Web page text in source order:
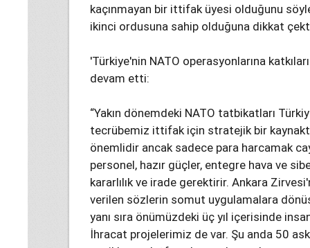
kaçınmayan bir ittifak üyesi olduğunu
ikinci ordusuna sahip olduğuna dikkat
'Türkiye'nin NATO operasyonlarına
devam etti:
“Yakın dönemdeki NATO tatbikatları
tecrübemiz ittifak için stratejik bir
önemlidir ancak sadece para harcamak
personel, hazır güçler, entegre hava ve
kararlılık ve irade gerektirir. Ankara
verilen sözlerin somut uygulamalara
yanı sıra önümüzdeki üç yıl içerisinde
İhracat projelerimiz de var. Şu anda 50